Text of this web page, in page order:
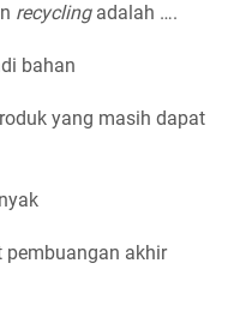
recyclingadalah ….
bahan
yang masih dapat
pembuangan akhir